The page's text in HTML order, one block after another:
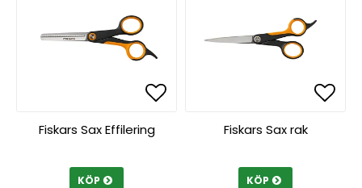
Lägg till i
Lägg till i
Fiskars Sax Effilering
KÖP
Fiskars Sax rak
KÖP